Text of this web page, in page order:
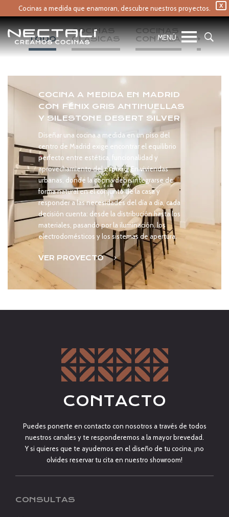
X
Cocinas a medida que enamoran, descubre nuestros proyectos.
TODO
COCINAS
CLÁSICAS
COCINAS
CON ISLA
+
COCINA A MEDIDA EN MADRID
CON FÉNIX GRIS ANTIHUELLAS
Y SILESTONE DESERT SILVER
Diseñar una cocina a medida en un piso del
centro de Madrid exige encontrar el equilibrio
perfecto entre estética, funcionalidad y
aprovechamiento del espacio. En viviendas
urbanas, donde la cocina debe integrarse de
forma natural en el conjunto de la casa y
responder a las necesidades del día a día, cada
decisión cuenta: desde la distribución hasta los
materiales, pasando por la iluminación, los
electrodomésticos y los sistemas de apertura.
VER PROYECTO
CONTACTO
Puedes ponerte en contacto con nosotros a través de todos
nuestros canales y te responderemos a la mayor brevedad.
Y si quieres que te ayudemos en el diseño de tu cocina, ¡no
olvides reservar tu cita en nuestro showroom!
CONSULTAS